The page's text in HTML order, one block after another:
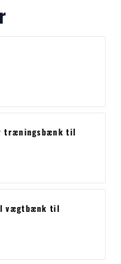
træningsbænk til
vægtbænk til